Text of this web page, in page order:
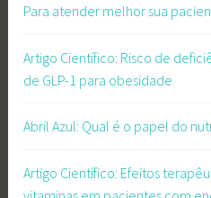
Para atender melhor sua
Artigo Científico: Risco de
de GLP-1 para obesidade
Abril Azul: Qual é o papel do
Artigo Científico: Efeitos